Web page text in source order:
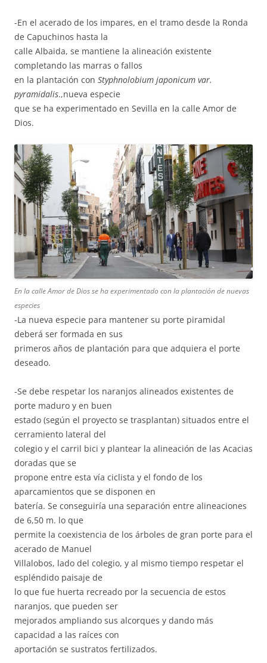
-En el acerado de los impares, en el tramo desde la Ronda
de Capuchinos hasta la
calle Albaida, se mantiene la alineación existente
completando las marras o fallos
en la plantación con Styphnolobium japonicum var.
pyramidalis.,nueva especie
que se ha experimentado en Sevilla en la calle Amor de
Dios.
En la calle Amor de Dios se ha experimentado con la plantación de nuevas
especies
-La nueva especie para mantener su porte piramidal
deberá ser formada en sus
primeros años de plantación para que adquiera el porte
deseado.
-Se debe respetar los naranjos alineados existentes de
porte maduro y en buen
estado (según el proyecto se trasplantan) situados entre el
cerramiento lateral del
colegio y el carril bici y plantear la alineación de las Acacias
doradas que se
propone entre esta vía ciclista y el fondo de los
aparcamientos que se disponen en
batería. Se conseguiría una separación entre alineaciones
de 6,50 m. lo que
permite la coexistencia de los árboles de gran porte para el
acerado de Manuel
Villalobos, lado del colegio, y al mismo tiempo respetar el
espléndido paisaje de
lo que fue huerta recreado por la secuencia de estos
naranjos, que pueden ser
mejorados ampliando sus alcorques y dando más
capacidad a las raíces con
aportación se sustratos fertilizados.